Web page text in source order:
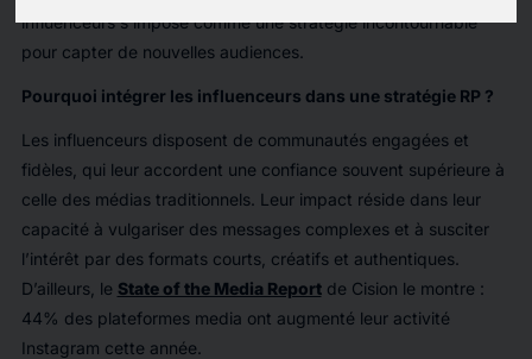
influenceurs s’impose comme une stratégie incontournable
pour capter de nouvelles audiences.
Pourquoi intégrer les influenceurs dans une stratégie RP ?
Les influenceurs disposent de communautés engagées et
fidèles, qui leur accordent une confiance souvent supérieure à
celle des médias traditionnels. Leur impact réside dans leur
capacité à vulgariser des messages complexes et à susciter
l’intérêt par des formats courts, créatifs et authentiques.
D’ailleurs, le State of the Media Reportde Cision le montre :
44% des plateformes media ont augmenté leur activité
Instagram cette année.